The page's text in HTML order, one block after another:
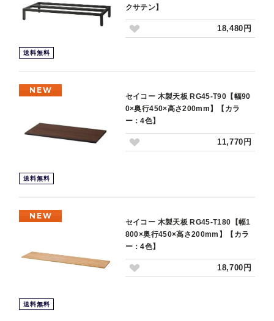
送料無料
クサテン】
18,480円
NEW
送料無料
セイコー 木製天板 RG45-T90【幅90
0×奥行450×高さ200mm】【カラ
ー：4色】
11,770円
NEW
送料無料
セイコー 木製天板 RG45-T180【幅1
800×奥行450×高さ200mm】【カラ
ー：4色】
18,700円